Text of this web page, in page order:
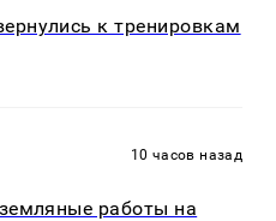
к тренировкам
10 часов назад
работы на